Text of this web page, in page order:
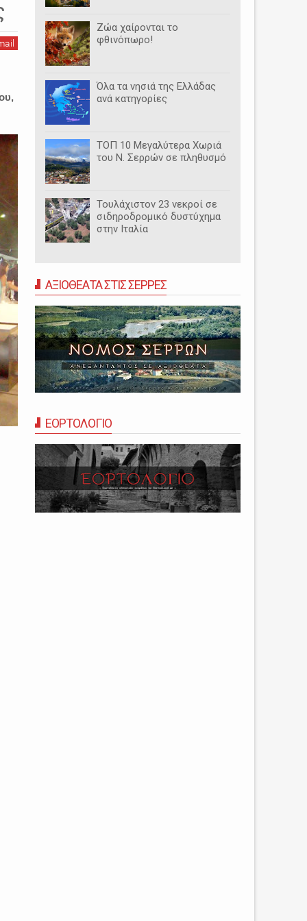
Ζώα χαίρονται το
φθινόπωρο!
Όλα τα νησιά της Ελλάδας
ανά κατηγορίες
ΤΟΠ 10 Μεγαλύτερα Χωριά
του Ν. Σερρών σε πληθυσμό
Τουλάχιστον 23 νεκροί σε
σιδηροδρομικό δυστύχημα
στην Ιταλία
ΑΞΙΟΘΕΑΤΑ ΣΤΙΣ ΣΕΡΡΕΣ
ΕΟΡΤΟΛΟΓΙΟ